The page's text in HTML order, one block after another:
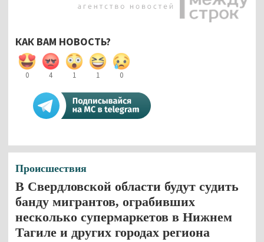
КАК ВАМ НОВОСТЬ?
0 4 1 1 0
Происшествия
В Свердловской области будут судить
банду мигрантов, ограбивших
несколько супермаркетов в Нижнем
Тагиле и других городах региона